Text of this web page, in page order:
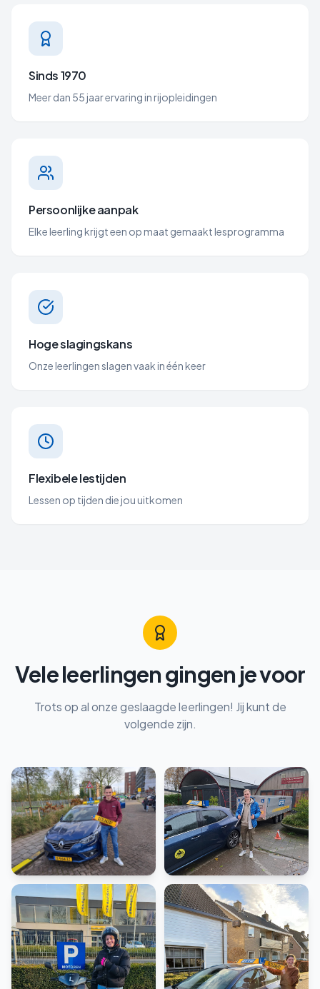
Sinds 1970
Meer dan 55 jaar ervaring in rijopleidingen
Persoonlijke aanpak
Elke leerling krijgt een op maat gemaakt lesprogramma
Hoge slagingskans
Onze leerlingen slagen vaak in één keer
Flexibele lestijden
Lessen op tijden die jou uitkomen
Vele leerlingen gingen je voor
Trots op al onze geslaagde leerlingen! Jij kunt de
volgende zijn.
Rijbewijs BE